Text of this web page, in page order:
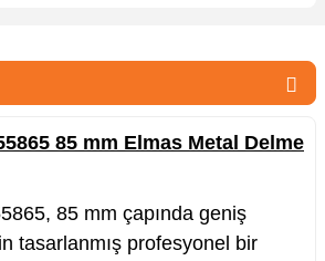
85 mm Elmas Metal Delme
85 mm çapında geniş
tasarlanmış profesyonel bir